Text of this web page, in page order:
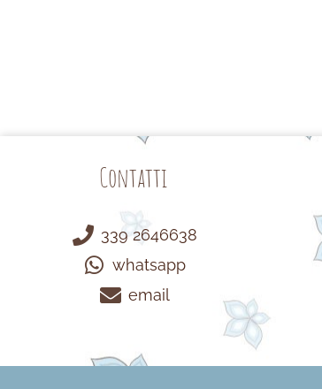
Contatti
339 2646638
whatsapp
email